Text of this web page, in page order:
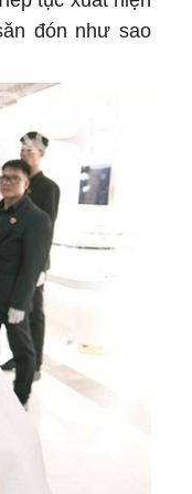
đón như sao